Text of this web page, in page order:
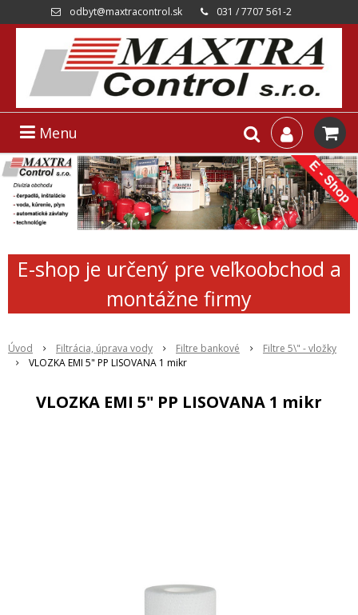
odbyt@maxtracontrol.sk 031 / 7707 561-2
Menu
E-shop je určený pre veľkoobchod a
montážne firmy
Úvod Filtrácia, úprava vody Filtre bankové
Filtre 5\" - vložky
VLOZKA EMI 5" PP LISOVANA 1 mikr
VLOZKA EMI 5" PP LISOVANA 1 mikr